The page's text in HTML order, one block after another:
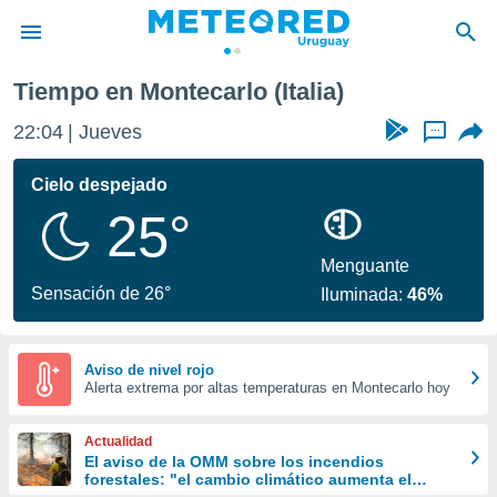
de
ha
calidad.
a este
las
y
forma
digital
basada
Tiempo en Montecarlo (Italia)
22:04 Jueves ...
Cielo despejado
25°
Sensación de 26°
Menguante
Iluminada:46%
Aviso de nivel rojo
Alerta extrema por altas temperaturas en Montecarlo hoy
Actualidad
El aviso de la OMM sobre los incendios
forestales: "el cambio climático aumenta el